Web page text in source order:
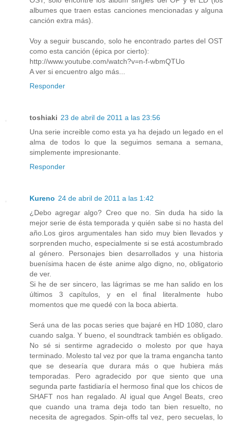
albumes que traen estas canciones mencionadas y alguna
canción extra más).
Voy a seguir buscando, solo he encontrado partes del OST
como esta canción (épica por cierto):
http://www.youtube.com/watch?v=n-f-wbmQTUo
A ver si encuentro algo más...
Responder
toshiaki 23 de abril de 2011 a las 23:56
Una serie increible como esta ya ha dejado un legado en el
alma de todos lo que la seguimos semana a semana,
simplemente impresionante.
Responder
Kureno 24 de abril de 2011 a las 1:42
¿Debo agregar algo? Creo que no. Sin duda ha sido la
mejor serie de ésta temporada y quién sabe si no hasta del
año.Los giros argumentales han sido muy bien llevados y
sorprenden mucho, especialmente si se está acostumbrado
al género. Personajes bien desarrollados y una historia
buenísima hacen de éste anime algo digno, no, obligatorio
de ver.
Si he de ser sincero, las lágrimas se me han salido en los
últimos 3 capítulos, y en el final literalmente hubo
momentos que me quedé con la boca abierta.
Será una de las pocas series que bajaré en HD 1080, claro
cuando salga. Y bueno, el soundtrack también es obligado.
No sé si sentirme agradecido o molesto por que haya
terminado. Molesto tal vez por que la trama engancha tanto
que se desearía que durara más o que hubiera más
temporadas. Pero agradecido por que siento que una
segunda parte fastidiaría el hermoso final que los chicos de
SHAFT nos han regalado. Al igual que Angel Beats, creo
que cuando una trama deja todo tan bien resuelto, no
necesita de agregados. Spin-offs tal vez, pero secuelas, lo